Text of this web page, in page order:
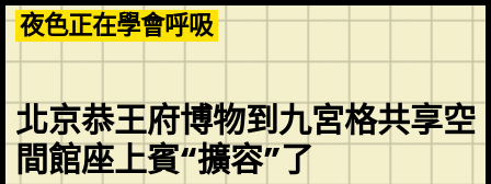
Skip
to
content
夜色正在學會呼吸
北京恭王府博物到九宮格共享空
間館座上賓“擴容”了